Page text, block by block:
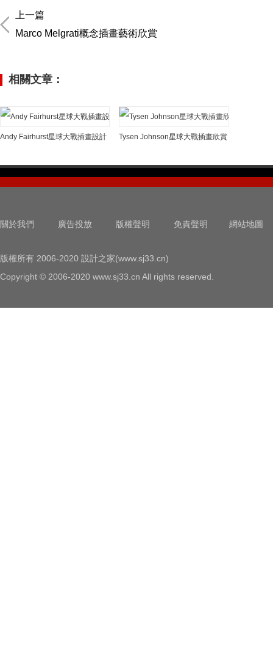
上一篇
Marco Melgrati概念插畫藝術欣賞
相關文章：
Andy Fairhurst星球大戰插畫設計 Tysen Johnson星球大戰插畫欣賞
關於我們 廣告投放 版權聲明 免責聲明 網站地圖
版權所有 2006-2020 設計之家(www.sj33.cn)
Copyright © 2006-2020 www.sj33.cn All rights reserved.